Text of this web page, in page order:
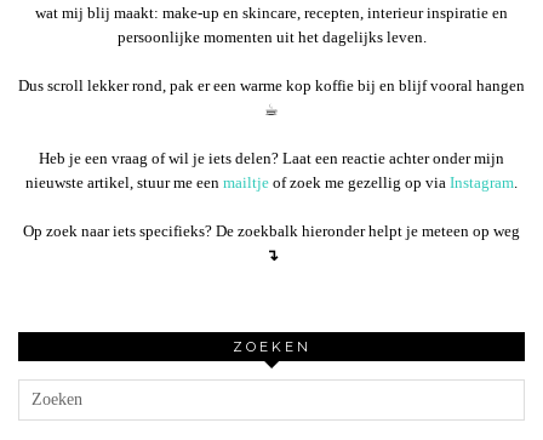
wat mij blij maakt: make-up en skincare, recepten, interieur inspiratie en
persoonlijke momenten uit het dagelijks leven.
Dus scroll lekker rond, pak er een warme kop koffie bij en blijf vooral hangen
☕︎
Heb je een vraag of wil je iets delen? Laat een reactie achter onder mijn
nieuwste artikel, stuur me een mailtje of zoek me gezellig op via Instagram.
Op zoek naar iets specifieks? De zoekbalk hieronder helpt je meteen op weg
↴
ZOEKEN